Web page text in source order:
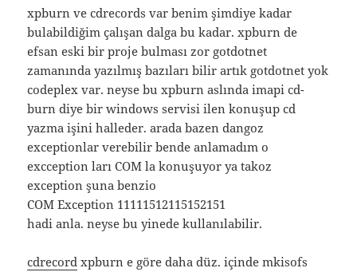
xpburn ve cdrecords var benim şimdiye kadar
bulabildiğim çalışan dalga bu kadar. xpburn de
efsan eski bir proje bulması zor gotdotnet
zamanında yazılmış bazıları bilir artık gotdotnet yok
codeplex var. neyse bu xpburn aslında imapi cd-
burn diye bir windows servisi ilen konuşup cd
yazma işini halleder. arada bazen dangoz
exceptionlar verebilir bende anlamadım o
excception ları COM la konuşuyor ya takoz
exception şuna benzio
COM Exception 11111512115152151
hadi anla. neyse bu yinede kullanılabilir.
cdrecord xpburn e göre daha düz. içinde mkisofs